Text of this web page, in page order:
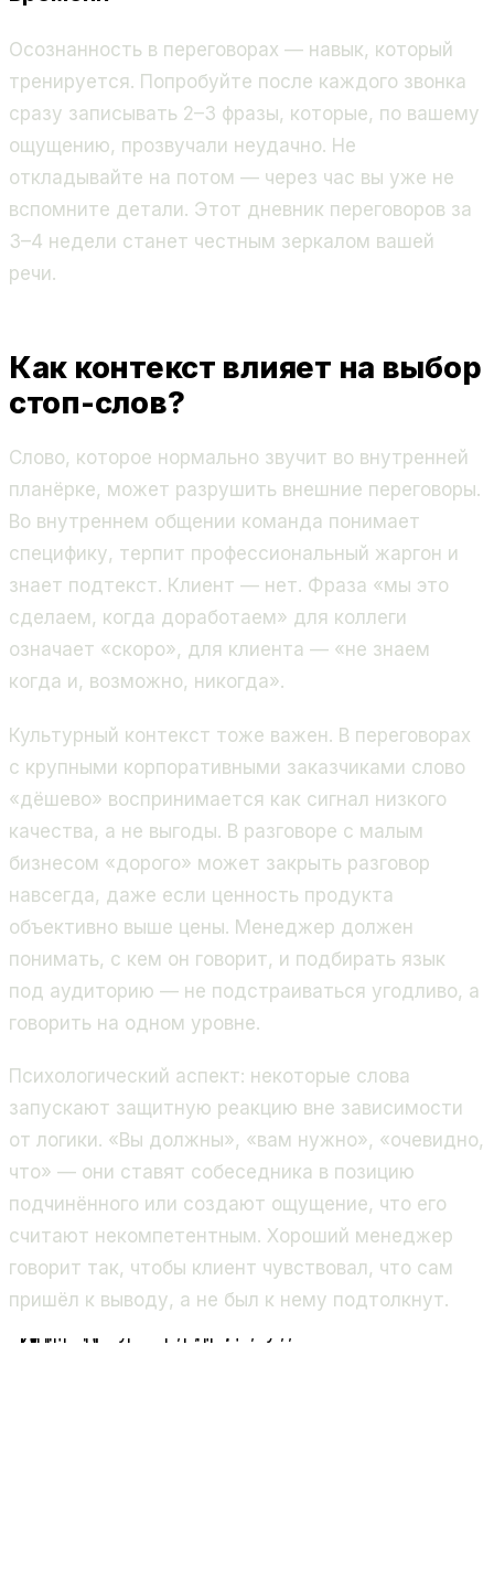
Осознанность в переговорах — навык, который
тренируется. Попробуйте после каждого звонка
сразу записывать 2–3 фразы, которые, по вашему
ощущению, прозвучали неудачно. Не
откладывайте на потом — через час вы уже не
вспомните детали. Этот дневник переговоров за
3–4 недели станет честным зеркалом вашей
речи.
Как контекст влияет на выбор
стоп-слов?
Слово, которое нормально звучит во внутренней
планёрке, может разрушить внешние переговоры.
Во внутреннем общении команда понимает
специфику, терпит профессиональный жаргон и
знает подтекст. Клиент — нет. Фраза «мы это
сделаем, когда доработаем» для коллеги
означает «скоро», для клиента — «не знаем
когда и, возможно, никогда».
Культурный контекст тоже важен. В переговорах
с крупными корпоративными заказчиками слово
«дёшево» воспринимается как сигнал низкого
качества, а не выгоды. В разговоре с малым
бизнесом «дорого» может закрыть разговор
навсегда, даже если ценность продукта
объективно выше цены. Менеджер должен
понимать, с кем он говорит, и подбирать язык
под аудиторию — не подстраиваться угодливо, а
говорить на одном уровне.
Психологический аспект: некоторые слова
запускают защитную реакцию вне зависимости
от логики. «Вы должны», «вам нужно», «очевидно,
что» — они ставят собеседника в позицию
подчинённого или создают ощущение, что его
считают некомпетентным. Хороший менеджер
говорит так, чтобы клиент чувствовал, что сам
пришёл к выводу, а не был к нему подтолкнут.